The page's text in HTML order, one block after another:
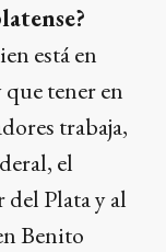
está en
tener en
trabaja,
el
Plata y al
Benito